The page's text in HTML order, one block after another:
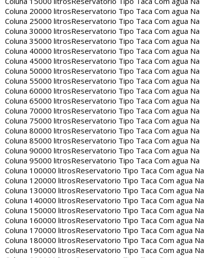
Coluna 20000 litrosReservatorio Tipo Taca Com agua Na
Coluna 25000 litrosReservatorio Tipo Taca Com agua Na
Coluna 30000 litrosReservatorio Tipo Taca Com agua Na
Coluna 35000 litrosReservatorio Tipo Taca Com agua Na
Coluna 40000 litrosReservatorio Tipo Taca Com agua Na
Coluna 45000 litrosReservatorio Tipo Taca Com agua Na
Coluna 50000 litrosReservatorio Tipo Taca Com agua Na
Coluna 55000 litrosReservatorio Tipo Taca Com agua Na
Coluna 60000 litrosReservatorio Tipo Taca Com agua Na
Coluna 65000 litrosReservatorio Tipo Taca Com agua Na
Coluna 70000 litrosReservatorio Tipo Taca Com agua Na
Coluna 75000 litrosReservatorio Tipo Taca Com agua Na
Coluna 80000 litrosReservatorio Tipo Taca Com agua Na
Coluna 85000 litrosReservatorio Tipo Taca Com agua Na
Coluna 90000 litrosReservatorio Tipo Taca Com agua Na
Coluna 95000 litrosReservatorio Tipo Taca Com agua Na
Coluna 100000 litrosReservatorio Tipo Taca Com agua Na
Coluna 120000 litrosReservatorio Tipo Taca Com agua Na
Coluna 130000 litrosReservatorio Tipo Taca Com agua Na
Coluna 140000 litrosReservatorio Tipo Taca Com agua Na
Coluna 150000 litrosReservatorio Tipo Taca Com agua Na
Coluna 160000 litrosReservatorio Tipo Taca Com agua Na
Coluna 170000 litrosReservatorio Tipo Taca Com agua Na
Coluna 180000 litrosReservatorio Tipo Taca Com agua Na
Coluna 190000 litrosReservatorio Tipo Taca Com agua Na